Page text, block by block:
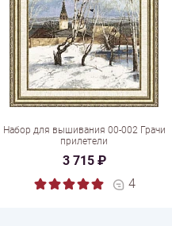
Набор для вышивания 00-002 Грачи
прилетели
3 715 ₽
4